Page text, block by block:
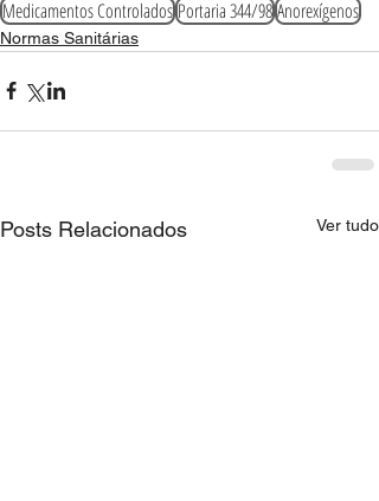
Medicamentos ControladosPortaria 344/98Anorexígenos
Normas Sanitárias
Posts Relacionados Ver tudo